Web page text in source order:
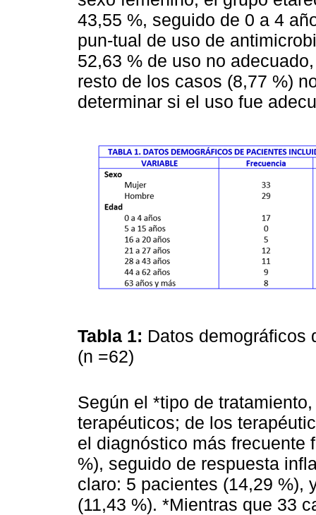
43,55 %, seguido de 0 a 4
pun-tual de uso de
52,63 % de uso no
resto de los casos (8,77 %)
determinar si el uso fue
Tabla 1: Datos demográficos
(n =62)
Según el *tipo de
terapéuticos; de los
el diagnóstico más frecuente
%), seguido de respuesta
claro: 5 pacientes (14,29 %),
(11,43 %). *Mientras que 33